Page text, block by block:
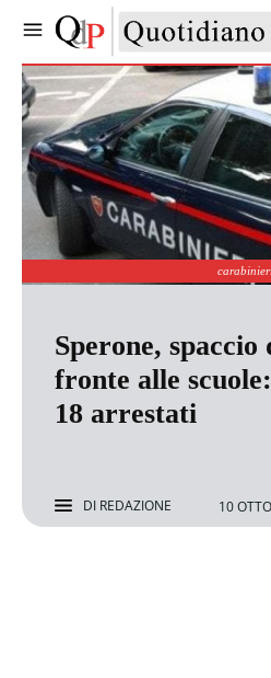
Sperone,
fronte alle
18 arrestati
DI REDAZIONE 10